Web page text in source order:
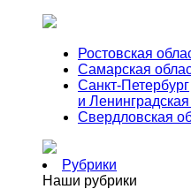
Ростовская
Самарская
Санкт-Петербург
и
Свердловская
Рубрики
Наши рубрики